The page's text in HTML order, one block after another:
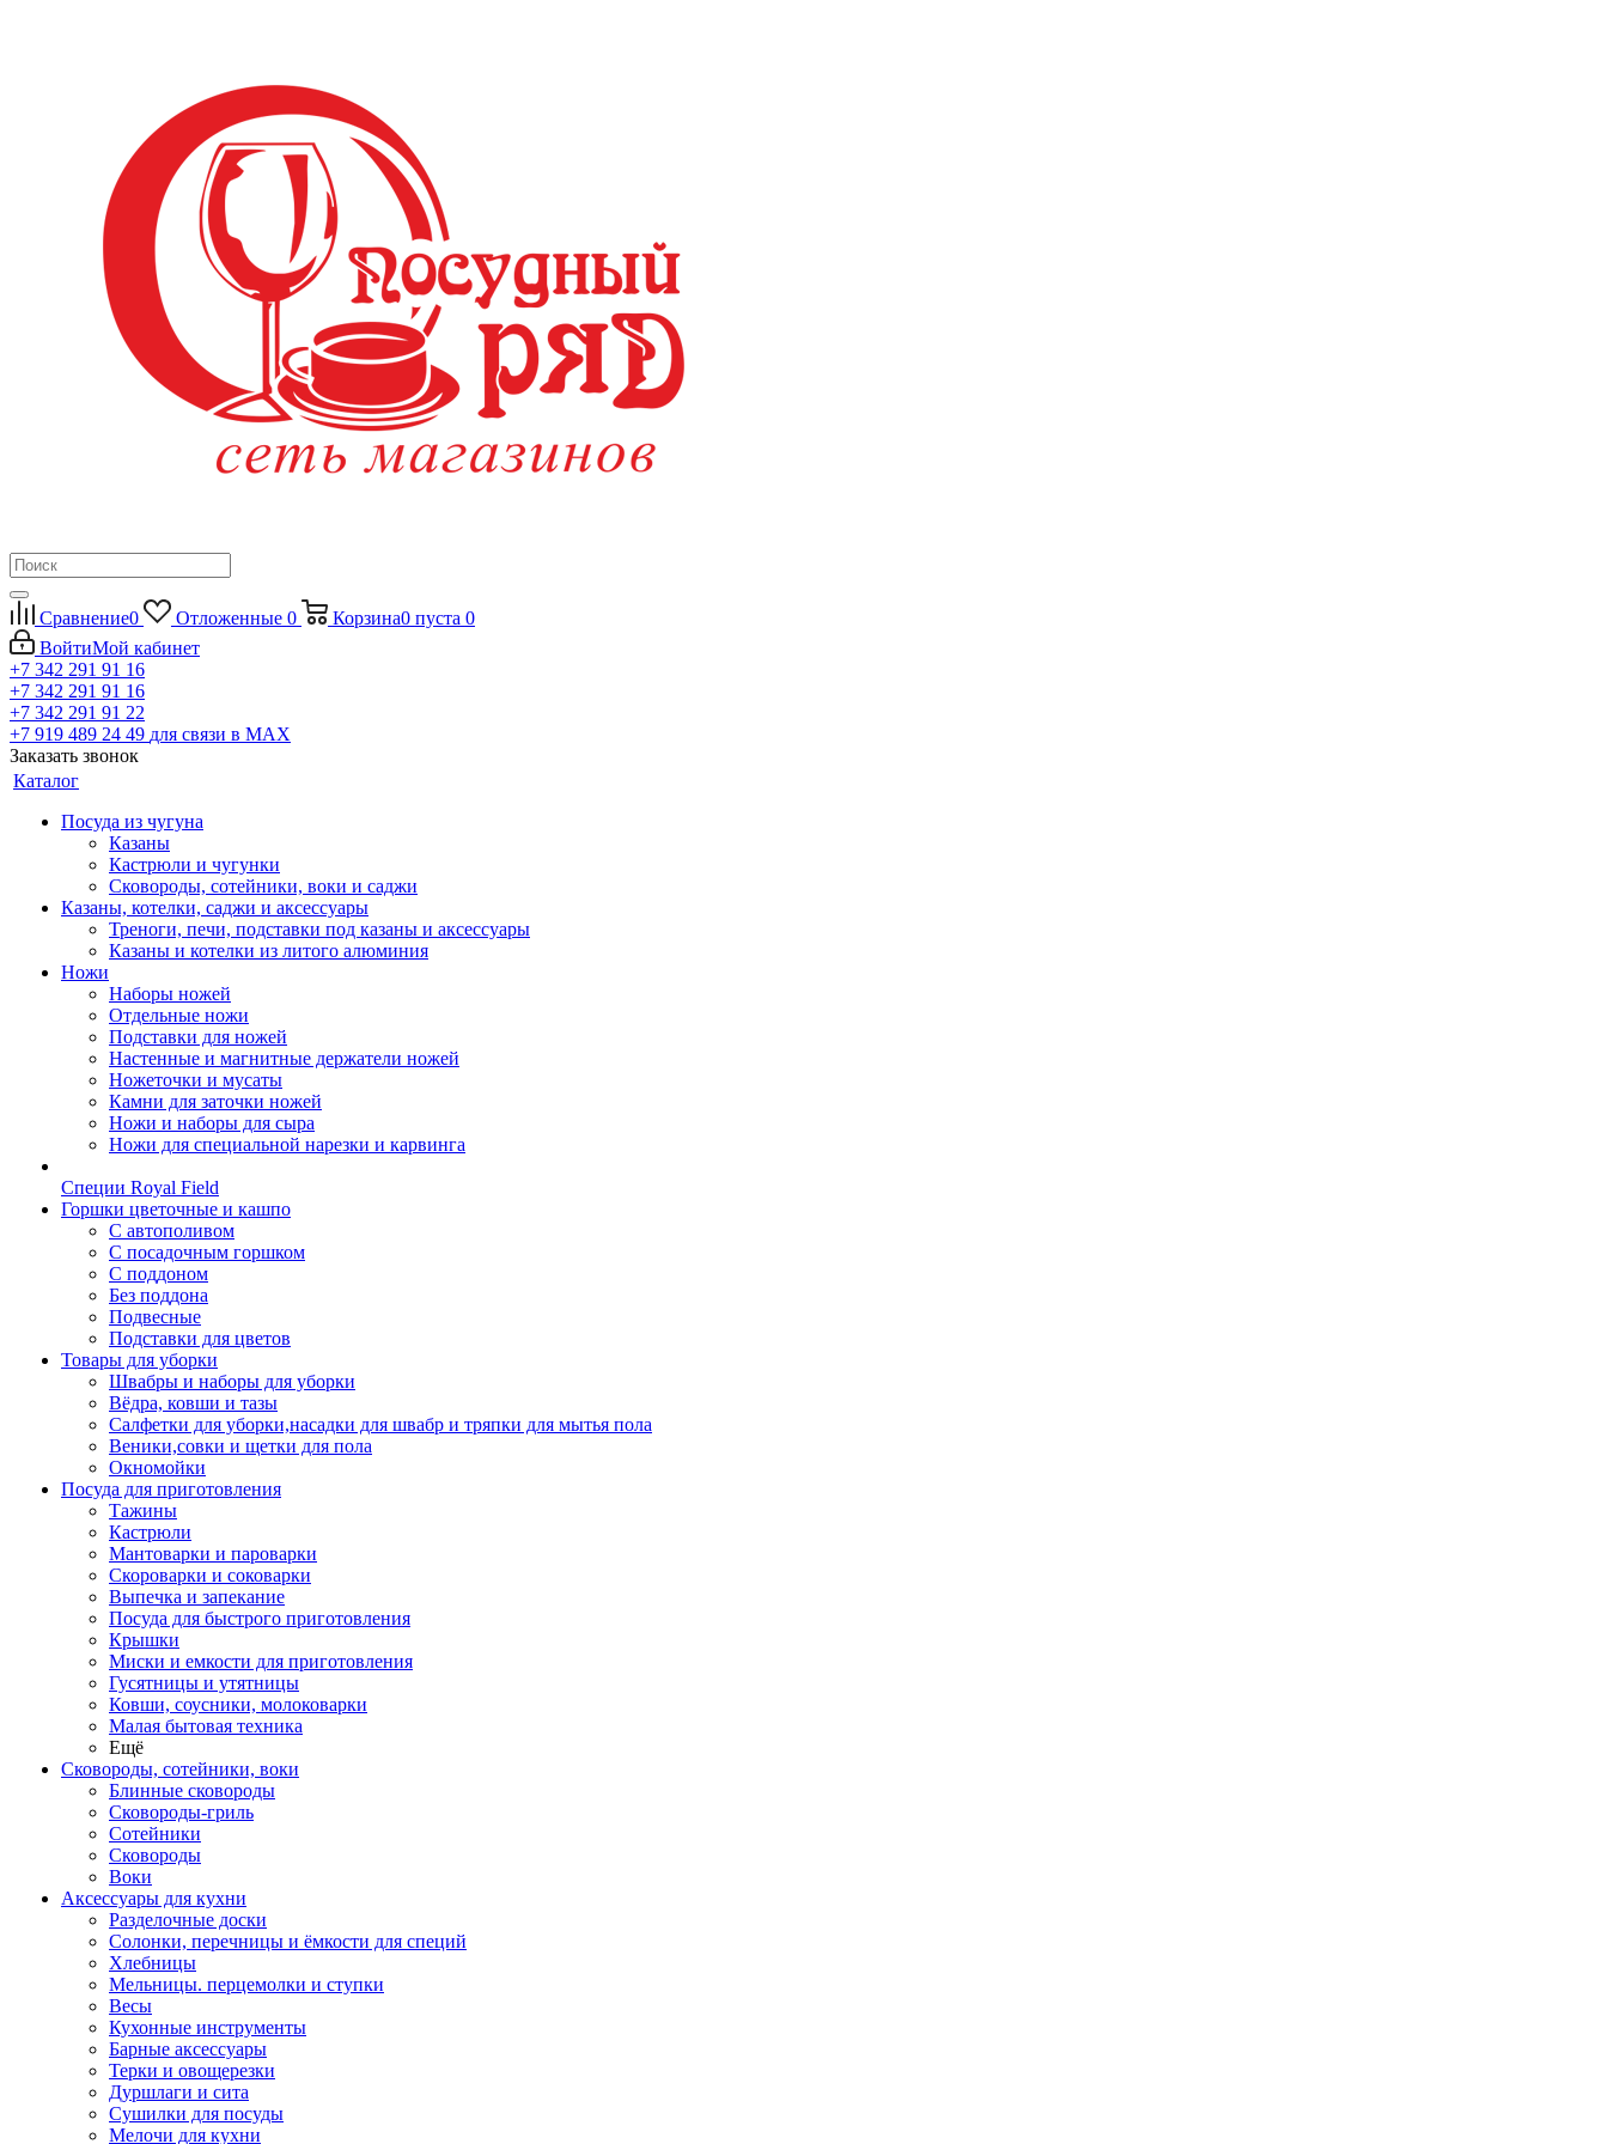
Сравнение0 Отложенные 0 Корзина0 пуста 0
ВойтиМой кабинет
+7 342 291 91 16
+7 342 291 91 16
+7 342 291 91 22
+7 919 489 24 49 для связи в МАХ
Заказать звонок
Каталог
Посуда из чугуна
Казаны
Кастрюли и чугунки
Сковороды, сотейники, воки и саджи
Казаны, котелки, саджи и аксессуары
Треноги, печи, подставки под казаны и аксессуары
Казаны и котелки из литого алюминия
Ножи
Наборы ножей
Отдельные ножи
Подставки для ножей
Настенные и магнитные держатели ножей
Ножеточки и мусаты
Камни для заточки ножей
Ножи и наборы для сыра
Ножи для специальной нарезки и карвинга
Специи Royal Field
Горшки цветочные и кашпо
С автополивом
С посадочным горшком
С поддоном
Без поддона
Подвесные
Подставки для цветов
Товары для уборки
Швабры и наборы для уборки
Вёдра, ковши и тазы
Салфетки для уборки,насадки для швабр и тряпки для мытья пола
Веники,совки и щетки для пола
Окномойки
Посуда для приготовления
Тажины
Кастрюли
Мантоварки и пароварки
Скороварки и соковарки
Выпечка и запекание
Посуда для быстрого приготовления
Крышки
Миски и емкости для приготовления
Гусятницы и утятницы
Ковши, соусники, молоковарки
Малая бытовая техника
Ещё
Сковороды, сотейники, воки
Блинные сковороды
Сковороды-гриль
Сотейники
Сковороды
Воки
Аксессуары для кухни
Разделочные доски
Солонки, перечницы и ёмкости для специй
Хлебницы
Мельницы. перцемолки и ступки
Весы
Кухонные инструменты
Барные аксессуары
Терки и овощерезки
Дуршлаги и сита
Сушилки для посуды
Мелочи для кухни